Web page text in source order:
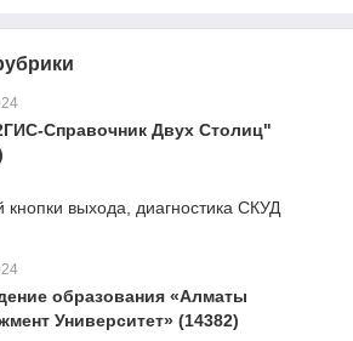
Справочник Двух Столиц"
кнопки выхода, диагностика СКУД
образования «Алматы
Университет» (14382)